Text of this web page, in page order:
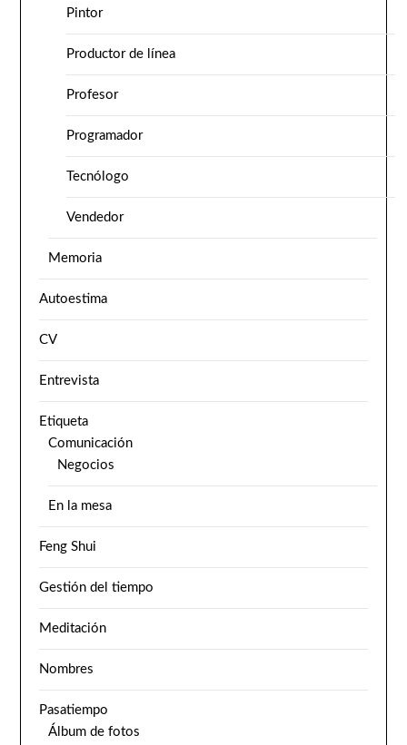
Pintor
Productor de línea
Profesor
Programador
Tecnólogo
Vendedor
Memoria
Autoestima
CV
Entrevista
Etiqueta
Comunicación
Negocios
En la mesa
Feng Shui
Gestión del tiempo
Meditación
Nombres
Pasatiempo
Álbum de fotos